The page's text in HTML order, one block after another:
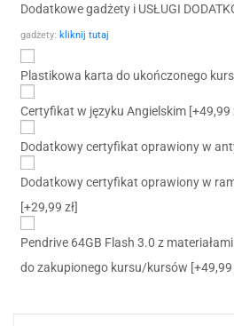
Dodatkowe gadżety i USŁUGI
gadżety: kliknij tutaj
Plastikowa karta do ukończonego
Certyfikat w języku Angielskim [+49,99
Dodatkowy certyfikat oprawiony w
Dodatkowy certyfikat oprawiony w
[+29,99 zł]
Pendrive 64GB Flash 3.0 z
do zakupionego kursu/kursów [+49,99